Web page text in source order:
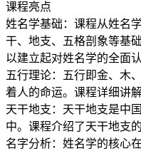
课程亮点
姓名学基础：课程从姓名
干、地支、五格剖象等基
以建立起对姓名学的全面认
五行理论：五行即金、木
着人的命运。课程详细讲
天干地支：天干地支是中
中。课程介绍了天干地支
名字分析：姓名学的核心